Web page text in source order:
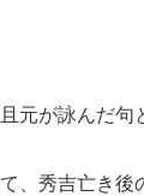
元が詠んだ句
、秀吉亡き